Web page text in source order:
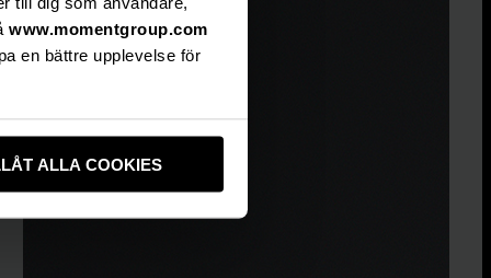
www.momentgroup.com
en bättre upplevelse för
ALLA COOKIES